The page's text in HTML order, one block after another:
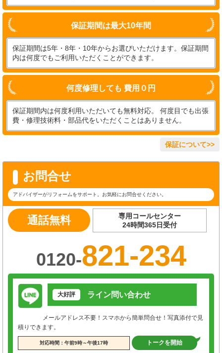
保証期間は最大10年間
保証期間は5年・8年・10年からお選びいただけます。保証期間
内は何度でもご利用いただくことができます。
何度修理しても 費用０円
保証期間内は何度利用いただいても無料対応。 何度目でも出張
費・修理技術料・部品代をいただくことはありません。
保証について>>
お問合せ
アドバイザーがリフォームをサポート。お気軽にお問合せください。
通話無料
専用コールセンター
24時間365日受付
0120-821-234
大好評 ライン問い合わせ
メールアドレス不要！スマホから簡単問合せ！写真添付で見
積りできます。
対応時間：午前9時～午後17時 トークを開始